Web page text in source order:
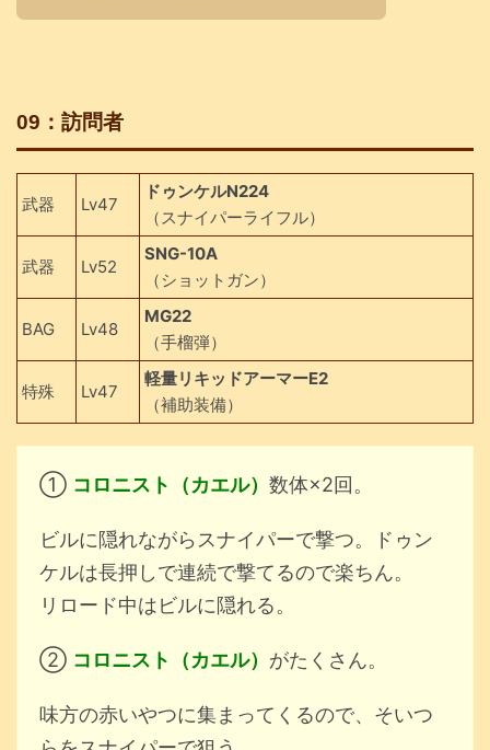
09：訪問者
武器 Lv47
ドゥンケルN224
（スナイパーライフル）
武器 Lv52
SNG-10A
（ショットガン）
BAG Lv48
MG22
（手榴弾）
特殊 Lv47
軽量リキッドアーマーE2
（補助装備）
① コロニスト（カエル） 数体×2回。
ビルに隠れながらスナイパーで撃つ。ドゥン
ケルは長押しで連続で撃てるので楽ちん。
リロード中はビルに隠れる。
② コロニスト（カエル） がたくさん。
味方の赤いやつに集まってくるので、そいつ